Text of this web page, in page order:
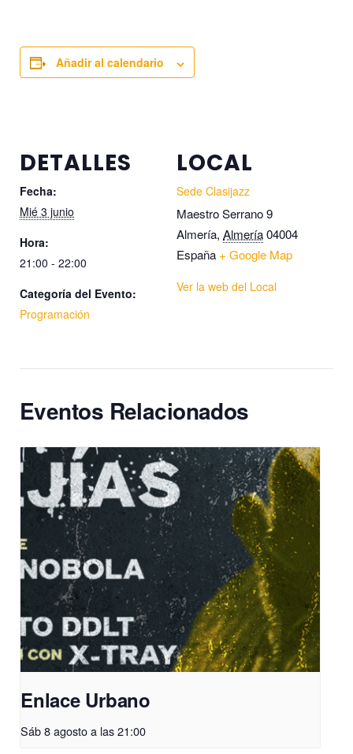
Añadir al calendario
DETALLES
Fecha:
Mié 3 junio
Hora:
21:00 - 22:00
Categoría del Evento:
Programación
LOCAL
Sede Clasijazz
Maestro Serrano 9
Almería, Almería04004
España + Google Map
Ver la web del Local
Eventos Relacionados
Enlace Urbano
Sáb 8 agosto a las 21:00